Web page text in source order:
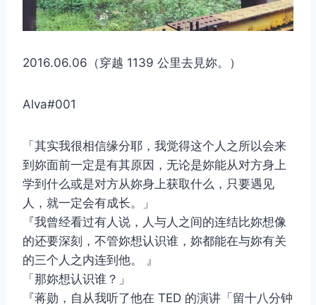
2016.06.06（穿越 1139 公里去見妳。）
Alva#001
「其实我很相信缘分耶，我觉得这个人之所以会来
到妳面前一定是有其原因，无论是妳能从对方身上
学到什么或是对方从妳身上获取什么，只要遇见
人，就一定会有成长。」
『我曾经看过有人说，人与人之间的连结比妳想像
的还要深刻，不管妳想认识谁，妳都能在与妳有关
的三个人之内连到他。 』
「那妳想认识谁？」
『蒋勋，自从我听了他在 TED 的演讲「留十八分钟